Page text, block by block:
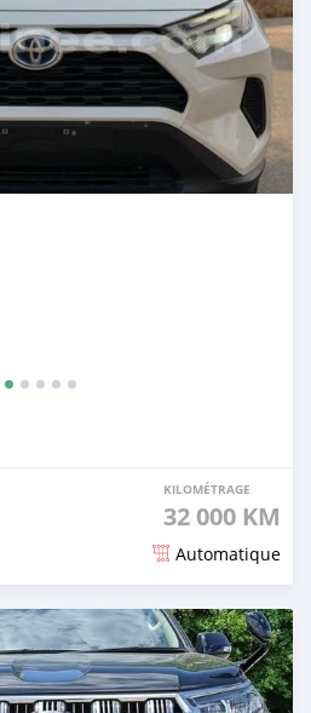
KILOMÉTRAGE
32 000 KM
Automatique